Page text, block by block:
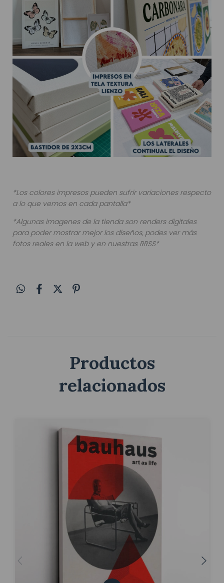
*Los colores impresos pueden sufrir variaciones respecto
a lo que vemos en cada pantalla*
*Algunas imagenes de la tienda son renders digitales
para poder mostrar mejor los diseños, podes ver más
fotos reales en la web y en nuestras RRSS*
Productos
relacionados